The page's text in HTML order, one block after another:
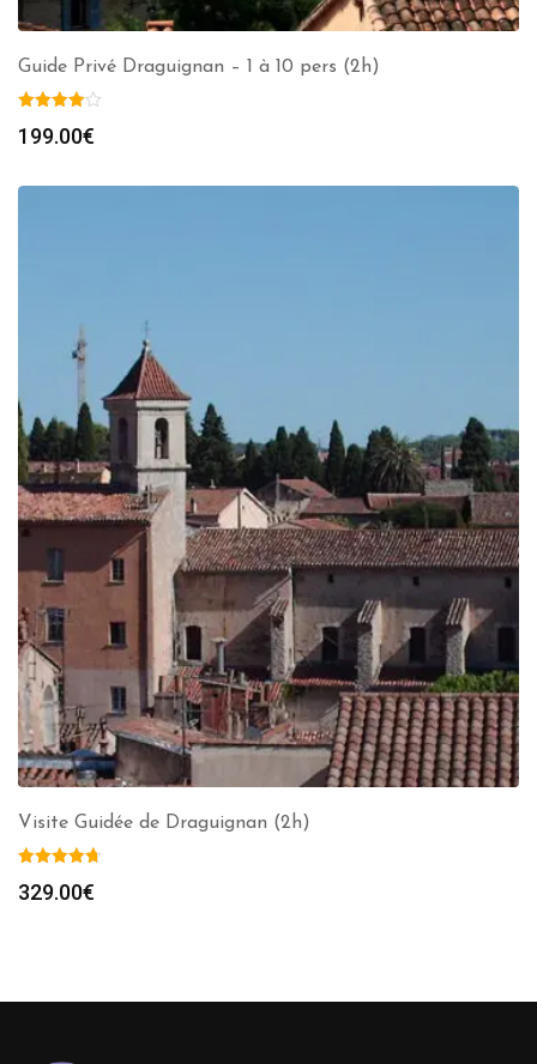
Guide Privé Draguignan – 1 à 10 pers (2h)
199.00€
Visite Guidée de Draguignan (2h)
329.00€